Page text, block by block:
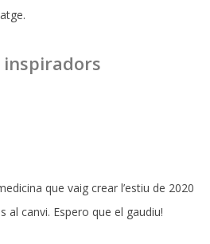
inspiradors
que vaig crear l’estiu de 2020
al canvi. Espero que el gaudiu!